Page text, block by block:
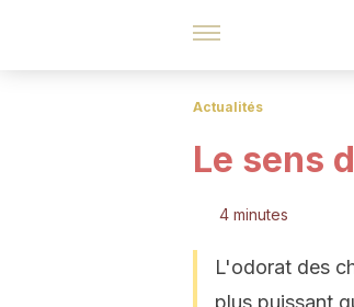
Actualités
Le sens
4 minutes
L'odorat des
plus puissant